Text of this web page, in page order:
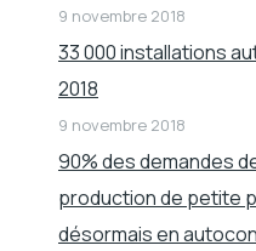
9 novembre 2018
33 000 installations
2018
9 novembre 2018
90% des demandes
production de petite
désormais en